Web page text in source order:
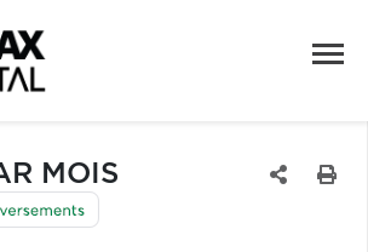
MOIS